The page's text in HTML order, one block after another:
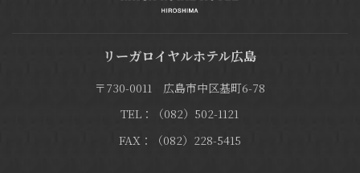
リーガロイヤルホテル広島
〒730-0011 広島市中区基町6-78
TEL：（082）502-1121
FAX：（082）228-5415